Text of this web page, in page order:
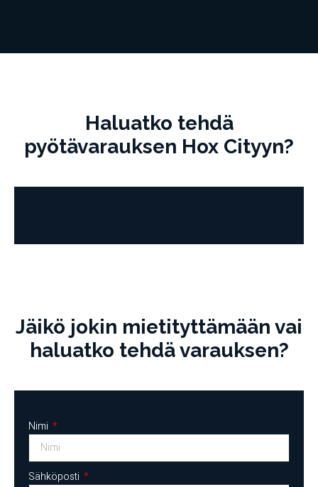
Haluatko tehdä
pyötävarauksen Hox Cityyn?
Jäikö jokin mietityttämään vai
haluatko tehdä varauksen?
Nimi
Sähköposti